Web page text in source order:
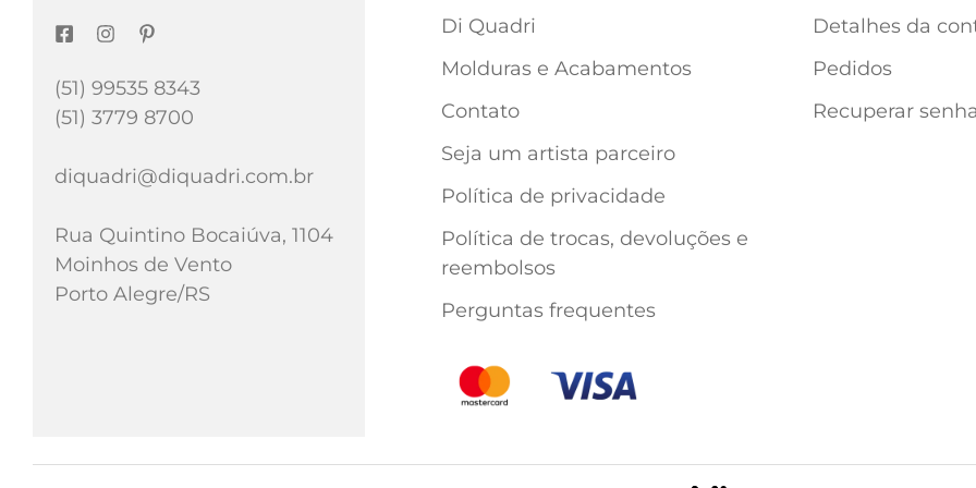
(51) 99535 8343
(51) 3779 8700
diquadri@diquadri.com.br
Rua Quintino Bocaiúva, 1104
Moinhos de Vento
Porto Alegre/RS
Di Quadri
Molduras e Acabamentos
Contato
Seja um artista parceiro
Política de privacidade
Política de trocas, devoluções e
reembolsos
Perguntas frequentes
Detalhes da
Pedidos
Recuperar